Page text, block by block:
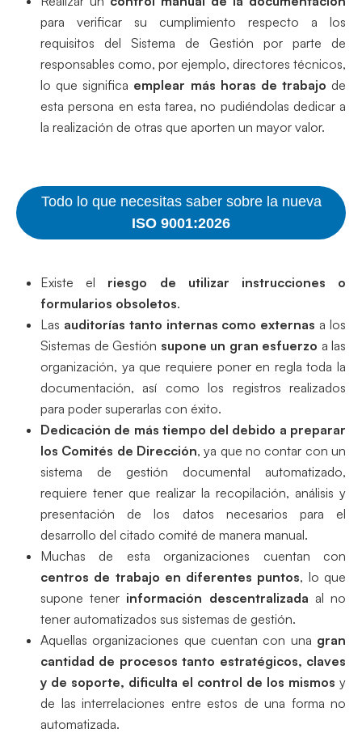
para verificar su cumplimiento respecto a los
requisitos del Sistema de Gestión por parte de
responsables como, por ejemplo, directores técnicos,
lo que significa emplear más horas de trabajo de
esta persona en esta tarea, no pudiéndolas dedicar a
la realización de otras que aporten un mayor valor.
Todo lo que necesitas saber sobre la nueva
ISO 9001:2026
Existe el riesgo de utilizar instrucciones o
formularios obsoletos.
Las auditorías tanto internas como externas a los
Sistemas de Gestión supone un gran esfuerzo a las
organización, ya que requiere poner en regla toda la
documentación, así como los registros realizados
para poder superarlas con éxito.
Dedicación de más tiempo del debido a preparar
los Comités de Dirección, ya que no contar con un
sistema de gestión documental automatizado,
requiere tener que realizar la recopilación, análisis y
presentación de los datos necesarios para el
desarrollo del citado comité de manera manual.
Muchas de esta organizaciones cuentan con
centros de trabajo en diferentes puntos, lo que
supone tener información descentralizada al no
tener automatizados sus sistemas de gestión.
Aquellas organizaciones que cuentan con una gran
cantidad de procesos tanto estratégicos, claves
y de soporte, dificulta el control de los mismos y
de las interrelaciones entre estos de una forma no
automatizada.